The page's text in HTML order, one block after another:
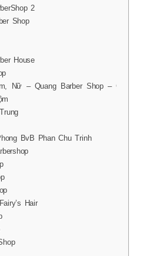
2
Shop
House
Nữ – Quang Barber Shop – Cắt,
BvB Phan Chu Trinh
Hair